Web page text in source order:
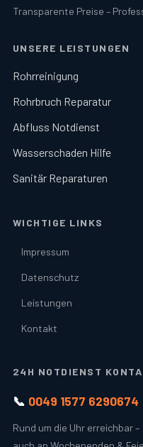
Transparente Preise –
UNSERE LEISTUNGEN
Rohrreinigung
Rohrbruch Reparatur
Abfluss Notdienst
Wasserschaden Hilfe
Sanitär Reparaturen
WICHTIGE LINKS
Impressum
Datenschutz
Leistungen
Kontakt
24H NOTDIENST
📞 0049 1577 6290674
Rund um die Uhr erreichbar –